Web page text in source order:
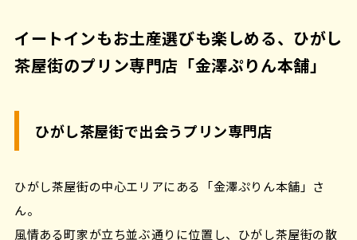
イートインもお土産選びも楽しめる、ひがし
茶屋街のプリン専門店「金澤ぷりん本舗」
ひがし茶屋街で出会うプリン専門店
ひがし茶屋街の中心エリアにある「金澤ぷりん本舗」さ
ん。
風情ある町家が立ち並ぶ通りに位置し、ひがし茶屋街の散